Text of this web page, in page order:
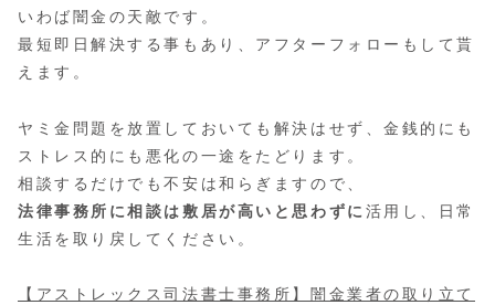
いわば闇金の天敵です。
最短即日解決する事もあり、アフターフォローもして貰
えます。
ヤミ金問題を放置しておいても解決はせず、金銭的にも
ストレス的にも悪化の一途をたどります。
相談するだけでも不安は和らぎますので、
法律事務所に相談は敷居が高いと思わずに 活用し、日常
生活を取り戻してください。
【アストレックス司法書士事務所】闇金業者の取り立て